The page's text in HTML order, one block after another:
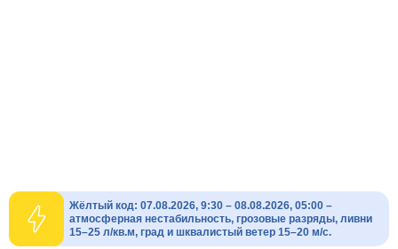
Жёлтый код: 07.08.2026, 9:30 – 08.08.2026, 05:00 –
атмосферная нестабильность, грозовые разряды, ливни
15–25 л/кв.м, град и шквалистый ветер 15–20 м/с.